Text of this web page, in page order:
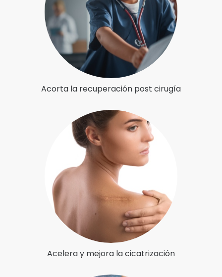
Acorta la recuperación post cirugía
Acelera y mejora la cicatrización